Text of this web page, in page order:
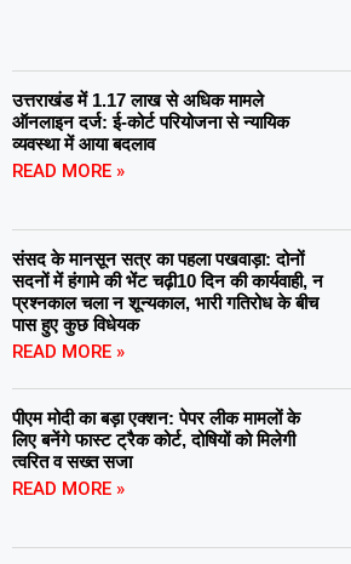
उत्तराखंड में 1.17 लाख से अधिक मामले
ऑनलाइन दर्ज: ई-कोर्ट परियोजना से न्यायिक
व्यवस्था में आया बदलाव
READ MORE »
संसद के मानसून सत्र का पहला पखवाड़ा: दोनों
सदनों में हंगामे की भेंट चढ़ी10 दिन की कार्यवाही, न
प्रश्नकाल चला न शून्यकाल, भारी गतिरोध के बीच
पास हुए कुछ विधेयक
READ MORE »
पीएम मोदी का बड़ा एक्शन: पेपर लीक मामलों के
लिए बनेंगे फास्ट ट्रैक कोर्ट, दोषियों को मिलेगी
त्वरित व सख्त सजा
READ MORE »